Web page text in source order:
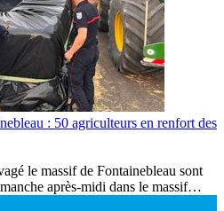
: 50 agriculteurs en renfort des
le massif de Fontainebleau sont
après-midi dans le massif…